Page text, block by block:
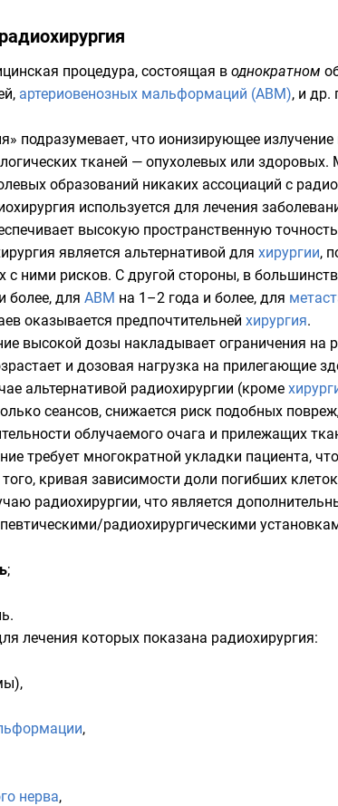
процедура, состоящая в однократном
артериовенозных мальформаций (АВМ), и др.
подразумевает, что ионизирующее
тканей — опухолевых или
образований никаких ассоциаций с
используется для лечения
высокую пространственную
является альтернативой для хирургии,
с ними рисков. С другой стороны, в
более, для АВМ на 1–2 года и более, для
оказывается предпочтительней хирургия.
высокой дозы накладывает ограничения на
и дозовая нагрузка на прилегающие
альтернативой радиохирургии (кроме
сеансов, снижается риск подобных
облучаемого очага и прилежащих
требует многократной укладки пациента,
кривая зависимости доли погибших
радиохирургии, что является
радиохирургическими
;
лечения которых показана радиохирургия:
),
,
нерва,